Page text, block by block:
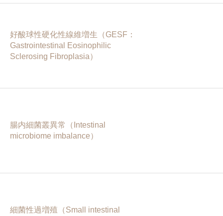
好酸球性硬化性線維増生（GESF：
Gastrointestinal Eosinophilic
Sclerosing Fibroplasia）
腸内細菌叢異常（Intestinal
microbiome imbalance）
細菌性過増殖（Small intestinal